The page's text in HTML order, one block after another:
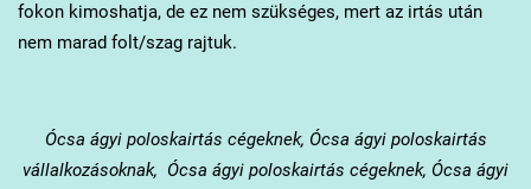
fokon kimoshatja, de ez nem szükséges, mert az irtás után
nem marad folt/szag rajtuk.
Ócsa ágyi poloskairtás cégeknek, Ócsa ágyi poloskairtás
vállalkozásoknak, Ócsa ágyi poloskairtás cégeknek, Ócsa ágyi